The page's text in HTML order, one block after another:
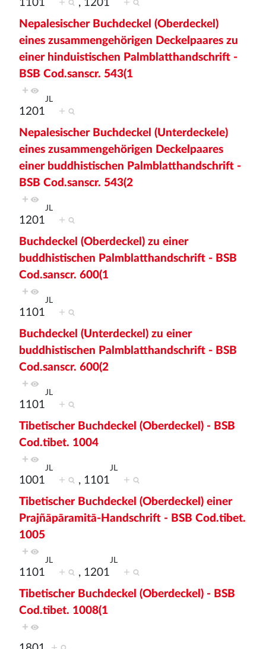
1101 + , 1201
+
Nepalesischer Buchdeckel (Oberdeckel)
eines zusammengehörigen Deckelpaares zu
einer hinduistischen Palmblatthandschrift -
BSB Cod.sanscr. 543(1
+
1201
JL
+
Nepalesischer Buchdeckel (Unterdeckele)
eines zusammengehörigen Deckelpaares
einer buddhistischen Palmblatthandschrift -
BSB Cod.sanscr. 543(2
+
1201
JL
+
Buchdeckel (Oberdeckel) zu einer
buddhistischen Palmblatthandschrift - BSB
Cod.sanscr. 600(1
+
1101
JL
+
Buchdeckel (Unterdeckel) zu einer
buddhistischen Palmblatthandschrift - BSB
Cod.sanscr. 600(2
+
1101
JL
+
Tibetischer Buchdeckel (Oberdeckel) - BSB
Cod.tibet. 1004
+
1001
JL
+ , 1101
JL
+
Tibetischer Buchdeckel (Oberdeckel) einer
Prajñāpāramitā-Handschrift - BSB Cod.tibet.
1005
+
1101
JL
+ , 1201
JL
+
Tibetischer Buchdeckel (Oberdeckel) - BSB
Cod.tibet. 1008(1
+